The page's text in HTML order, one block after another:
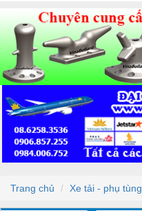
Trang chủ Xe tải - phụ tùng